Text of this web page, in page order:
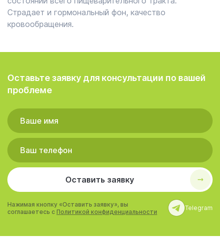
Страдает и гормональный фон, качество
кровообращения.
Оставьте заявку для консультации по вашей
проблеме
Оставить заявку
Нажимая кнопку «Оставить заявку», вы
соглашаетесь с Политикой конфиденциальности
Telegram